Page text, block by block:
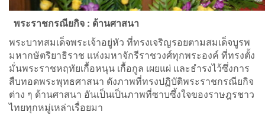
พระราชกรณียกิจ : ด้านศาสนา
พระบาทสมเด็จพระเจ้าอยู่หัว ที่ทรงเจริญรอยตามสมเด็จบูรพ
มหากษัตริยาธิราช แห่งมหาจักรีราชวงศ์ทุกพระองค์ ที่ทรงตั้ง
มั่นพระราชหฤทัยเกื้อหนุน เกื้อกูล เผยแผ่ และธำรงไว้ซึ่งการ
สืบทอดพระพุทธศาสนา ดังภาพที่ทรงปฏิบัติพระราชกรณียกิจ
ต่าง ๆ ด้านศาสนา อันเป็นเป็นภาพที่ซาบซึ้งใจของราษฎรชาว
ไทยทุกหมู่เหล่าเรื่อยมา